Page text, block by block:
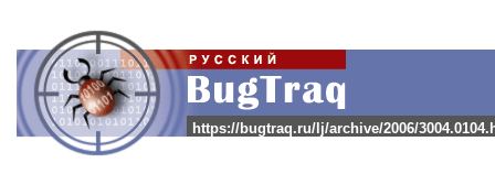
https://bugtraq.ru/lj/archive/2006/